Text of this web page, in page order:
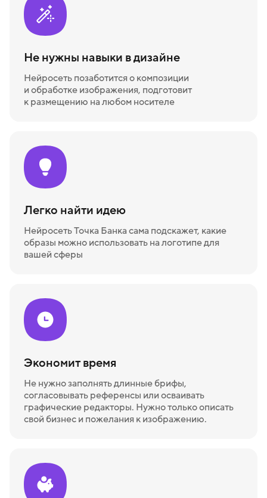
Не нужны навыки в дизайне
Нейросеть позаботится о композиции
и обработке изображения, подготовит
к размещению на любом носителе
Легко найти идею
Нейросеть Точка Банка сама подскажет, какие
образы можно использовать на логотипе для
вашей сферы
Экономит время
Не нужно заполнять длинные брифы,
согласовывать референсы или осваивать
графические редакторы. Нужно только описать
свой бизнес и пожелания к изображению.